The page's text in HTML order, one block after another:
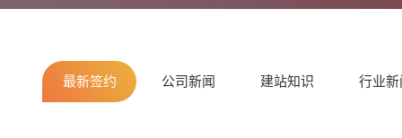
最新签约 公司新闻 建站知识 行业新